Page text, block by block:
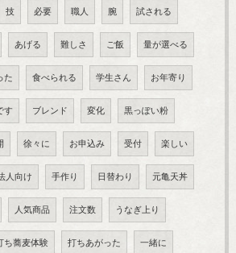
技 必要 職人 腕 試される
あげる 難しさ ご飯 量が選べる
た 食べられる 学生さん お年寄り
す ブレンド 変化 黒っぽい粉
徐々に お申込み 受付 楽しい
人向け 手作り 日替わり 元亀天丼
人気商品 注文数 うなぎ上り
ち蕎麦体験 打ちあがった 一緒に